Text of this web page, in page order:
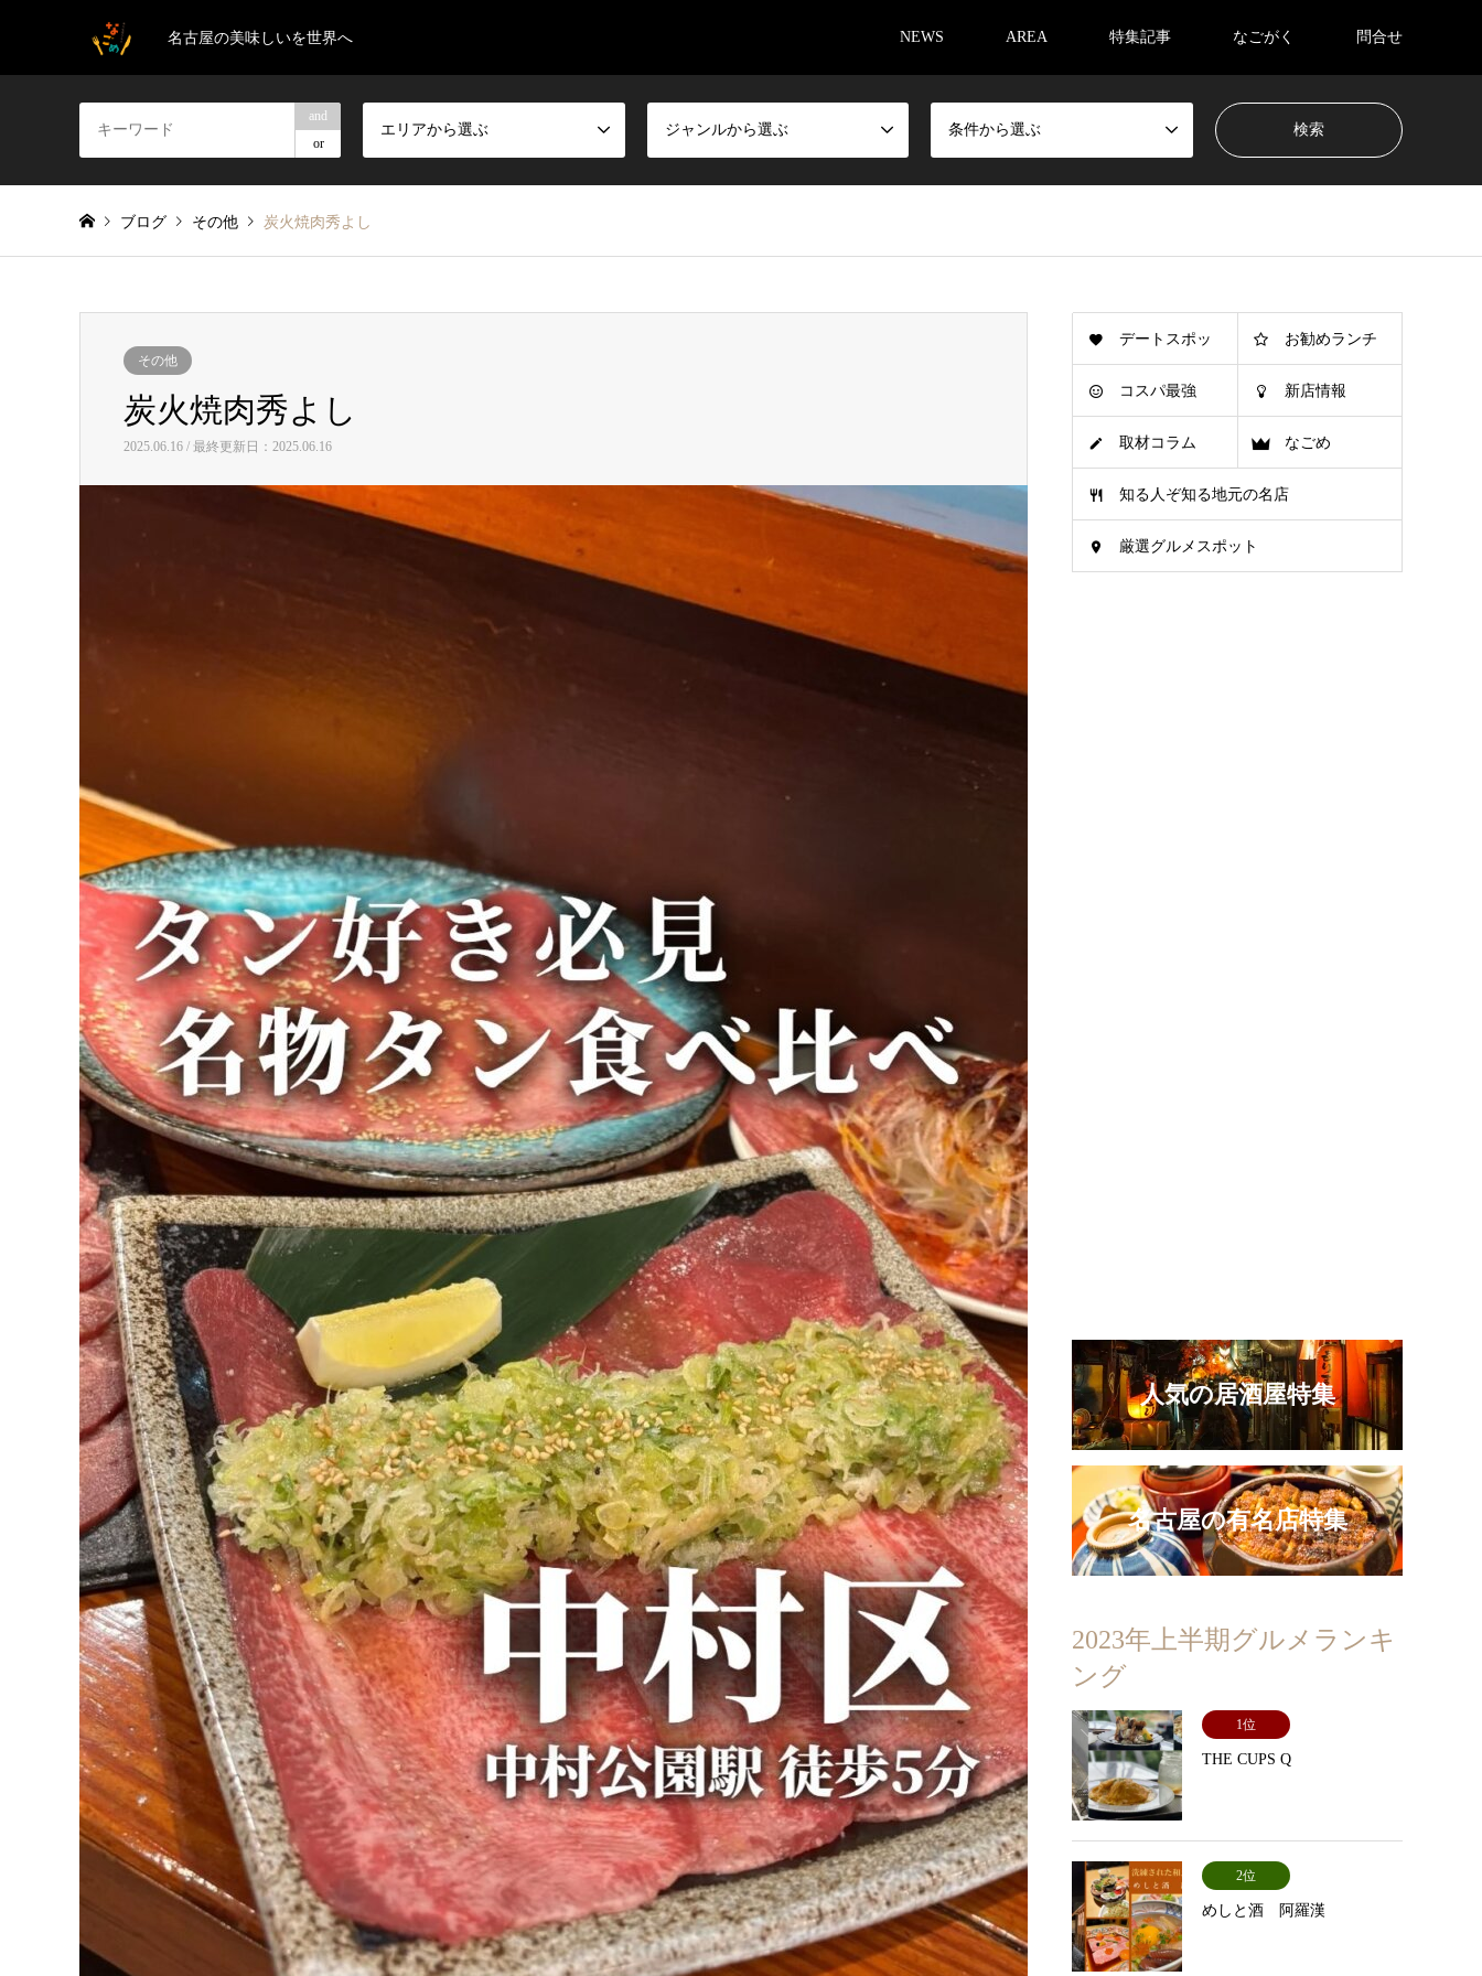
名古屋の美味しいを世界へ NEWS AREA 特集記事 なごがく 問合せ
and
or
エリアから選ぶ ジャンルから選ぶ 条件から選ぶ
ブログ その他 炭火焼肉秀よし
その他
炭火焼肉秀よし
2025.06.16 / 最終更新日：2025.06.16
デートスポッ
ト
お勧めランチ
コスパ最強 新店情報
取材コラム なごめ
知る人ぞ知る地元の名店
厳選グルメスポット
人気の居酒屋特集
名古屋の有名店特集
2023年上半期グルメランキ
ング
1位
THE CUPS Q
2位
めしと酒 阿羅漢